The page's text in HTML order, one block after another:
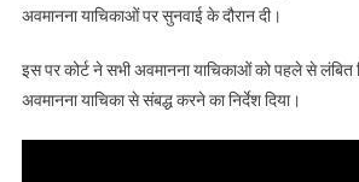
अवमानना याचिकाओं पर सुनवाई के दौरान दी।
इस पर कोर्ट ने सभी अवमानना याचिकाओं को पहले से लंबित
अवमानना याचिका से संबद्ध करने का निर्देश दिया।